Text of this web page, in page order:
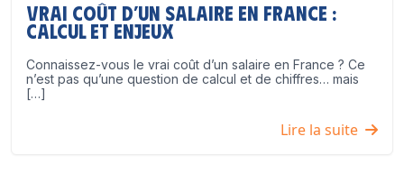
Vrai coût d’un salaire en France :
calcul et enjeux
Connaissez-vous le vrai coût d’un salaire en France ? Ce
n’est pas qu’une question de calcul et de chiffres… mais
[…]
Lire la suite